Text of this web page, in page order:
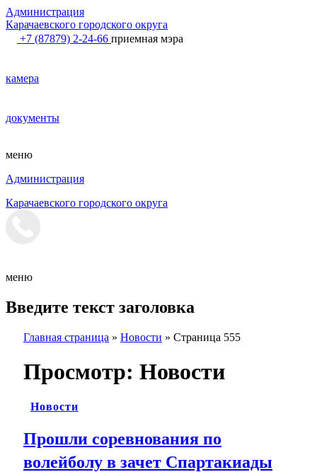
Администрация
Карачаевского городского округа
+7 (87879) 2-24-66 приемная мэра
камера
документы
меню
Администрация
Карачаевского городского округа
меню
Введите текст заголовка
Главная страница » Новости » Страница 555
Просмотр: Новости
Новости
Прошли соревнования по
волейболу в зачет Спартакиады